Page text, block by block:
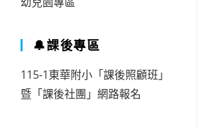
🔔課後專區
115-1東華附小「課後照顧班」
暨「課後社團」網路報名